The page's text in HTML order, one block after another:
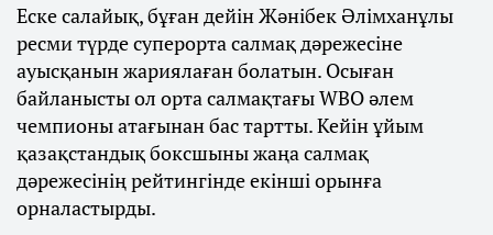
Еске салайық, бұған дейін Жәнібек Әлімханұлы
ресми түрде суперорта салмақ дәрежесіне
ауысқанын жариялаған болатын. Осыған
байланысты ол орта салмақтағы WBO әлем
чемпионы атағынан бас тартты. Кейін ұйым
қазақстандық боксшыны жаңа салмақ
дәрежесінің рейтингінде екінші орынға
орналастырды.